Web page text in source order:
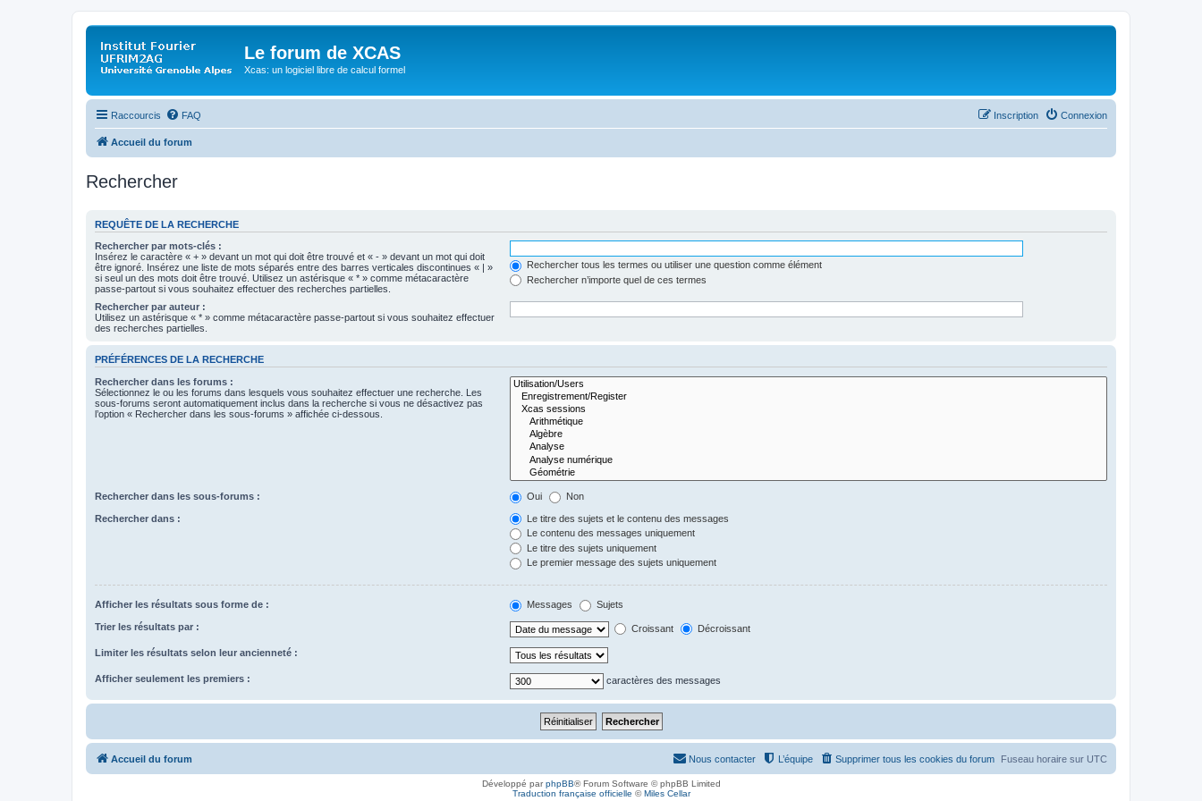
Le forum de XCAS
Xcas: un logiciel libre de calcul formel
Raccourcis FAQ Connexion
Inscription
Accueil du forum
Rechercher
REQUÊTE DE LA RECHERCHE
Rechercher par mots-clés :
Insérez le caractère « + » devant un mot qui doit être trouvé et « - » devant un mot qui doit
être ignoré. Insérez une liste de mots séparés entre des barres verticales discontinues « | »
si seul un des mots doit être trouvé. Utilisez un astérisque « * » comme métacaractère
passe-partout si vous souhaitez effectuer des recherches partielles.
Rechercher tous les termes ou utiliser une question comme élément
Rechercher n’importe quel de ces termes
Rechercher par auteur :
Utilisez un astérisque « * » comme métacaractère passe-partout si vous souhaitez effectuer
des recherches partielles.
PRÉFÉRENCES DE LA RECHERCHE
Rechercher dans les forums :
Sélectionnez le ou les forums dans lesquels vous souhaitez effectuer une recherche. Les
sous-forums seront automatiquement inclus dans la recherche si vous ne désactivez pas
l’option « Rechercher dans les sous-forums » affichée ci-dessous.
Rechercher dans les sous-forums : Oui Non
Rechercher dans :
Le titre des sujets et le contenu des messages
Le contenu des messages uniquement
Le titre des sujets uniquement
Le premier message des sujets uniquement
Afficher les résultats sous forme de : Messages Sujets
Trier les résultats par : Croissant Décroissant
Limiter les résultats selon leur ancienneté :
Afficher seulement les premiers : caractères des messages
Accueil du forum Fuseau horaire sur UTC
Supprimer tous les cookies du forum
L’équipe
Nous contacter
Développé parphpBB® Forum Software © phpBB Limited
Traduction française officielle ©Miles Cellar